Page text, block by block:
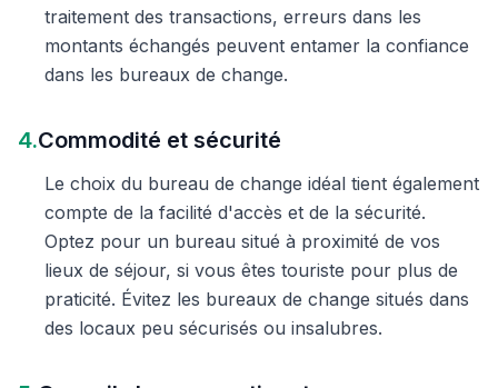
traitement des transactions, erreurs dans les
montants échangés peuvent entamer la confiance
dans les bureaux de change.
4.Commodité et sécurité
Le choix du bureau de change idéal tient également
compte de la facilité d'accès et de la sécurité.
Optez pour un bureau situé à proximité de vos
lieux de séjour, si vous êtes touriste pour plus de
praticité. Évitez les bureaux de change situés dans
des locaux peu sécurisés ou insalubres.